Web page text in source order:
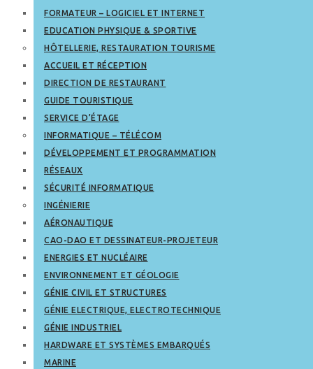
FORMATEUR – LOGICIEL ET INTERNET
EDUCATION PHYSIQUE & SPORTIVE
HÔTELLERIE, RESTAURATION TOURISME
ACCUEIL ET RÉCEPTION
DIRECTION DE RESTAURANT
GUIDE TOURISTIQUE
SERVICE D’ÉTAGE
INFORMATIQUE – TÉLÉCOM
DÉVELOPPEMENT ET PROGRAMMATION
RÉSEAUX
SÉCURITÉ INFORMATIQUE
INGÉNIERIE
AÉRONAUTIQUE
CAO-DAO ET DESSINATEUR-PROJETEUR
ENERGIES ET NUCLÉAIRE
ENVIRONNEMENT ET GÉOLOGIE
GÉNIE CIVIL ET STRUCTURES
GÉNIE ELECTRIQUE, ELECTROTECHNIQUE
GÉNIE INDUSTRIEL
HARDWARE ET SYSTÈMES EMBARQUÉS
MARINE